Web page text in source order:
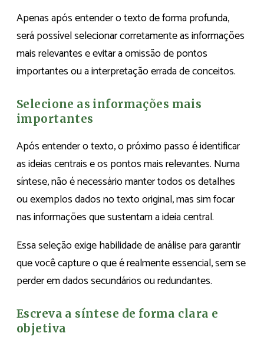
Apenas após entender o texto de forma profunda,
será possível selecionar corretamente as informações
mais relevantes e evitar a omissão de pontos
importantes ou a interpretação errada de conceitos.
Selecione as informações mais
importantes
Após entender o texto, o próximo passo é identificar
as ideias centrais e os pontos mais relevantes. Numa
síntese, não é necessário manter todos os detalhes
ou exemplos dados no texto original, mas sim focar
nas informações que sustentam a ideia central.
Essa seleção exige habilidade de análise para garantir
que você capture o que é realmente essencial, sem se
perder em dados secundários ou redundantes.
Escreva a síntese de forma clara e
objetiva